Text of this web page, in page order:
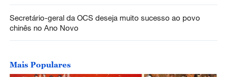
Secretário-geral da OCS deseja muito sucesso ao povo
chinês no Ano Novo
Mais Populares